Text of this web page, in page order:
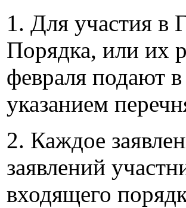
1. Для участия в
Порядка, или их
февраля подают
указанием
2. Каждое
заявлений
входящего